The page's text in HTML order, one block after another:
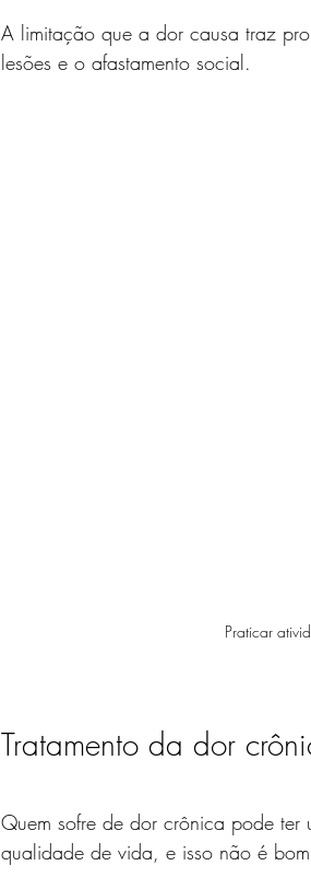
A limitação que a dor causa traz
lesões e o afastamento social.
Praticar
Tratamento da dor
Quem sofre de dor crônica pode ter
qualidade de vida, e isso não é